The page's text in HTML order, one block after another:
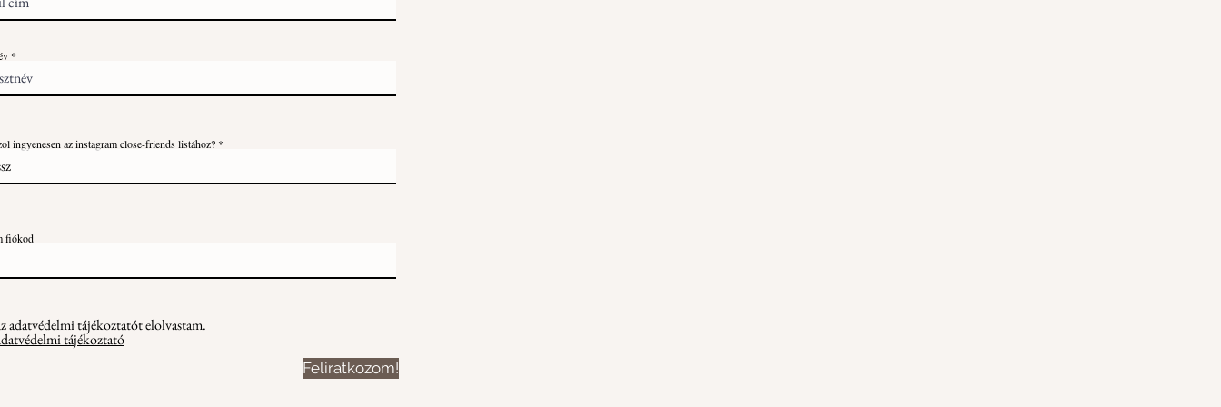
ingyenesen az instagram close-friends listához?
fiókod
adatvédelmi tájékoztatót elolvastam.
tájékoztató
Feliratkozom!